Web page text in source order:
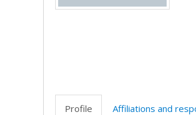
Profile Affiliations and